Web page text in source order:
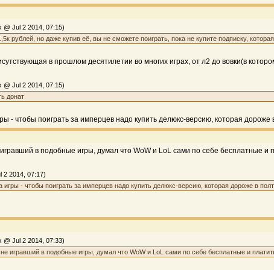
@ Jul 2 2014, 07:15)
рублей, но даже купив её, вы не сможете поиграть, пока не купите подписку,
в прошлом десятилетии во многих играх, от л2 до вовки(в
@ Jul 2 2014, 07:15)
донат
- чтобы поиграть за имперцев надо купить делюкс-версию, которая дороже
в подобные игры, думал что WoW и LoL сами по себе бесплатные и
2 2014, 07:17)
- чтобы поиграть за имперцев надо купить делюкс-версию, которая дороже в
@ Jul 2 2014, 07:33)
игравший в подобные игры, думал что WoW и LoL сами по себе бесплатные и